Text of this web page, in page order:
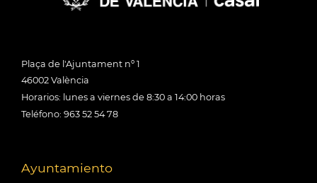
Plaça de l'Ajuntament nº 1
46002 València
Horarios: lunes a viernes de 8:30 a 14:00 horas
Teléfono: 963 52 54 78
Ayuntamiento